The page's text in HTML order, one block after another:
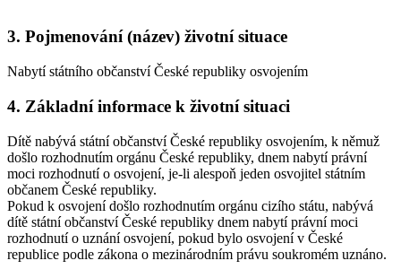
3. Pojmenování (název) životní situace
Nabytí státního občanství České republiky osvojením
4. Základní informace k životní situaci
Dítě nabývá státní občanství České republiky osvojením, k němuž
došlo rozhodnutím orgánu České republiky, dnem nabytí právní
moci rozhodnutí o osvojení, je-li alespoň jeden osvojitel státním
občanem České republiky.
Pokud k osvojení došlo rozhodnutím orgánu cizího státu, nabývá
dítě státní občanství České republiky dnem nabytí právní moci
rozhodnutí o uznání osvojení, pokud bylo osvojení v České
republice podle zákona o mezinárodním právu soukromém uznáno.